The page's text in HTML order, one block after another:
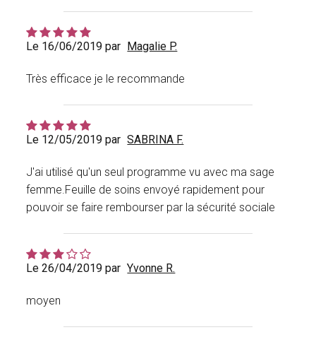
Le 16/06/2019 par Magalie P.
Très efficace je le recommande
Le 12/05/2019 par SABRINA F.
J'ai utilisé qu'un seul programme vu avec ma sage
femme.Feuille de soins envoyé rapidement pour
pouvoir se faire rembourser par la sécurité sociale
Le 26/04/2019 par Yvonne R.
moyen